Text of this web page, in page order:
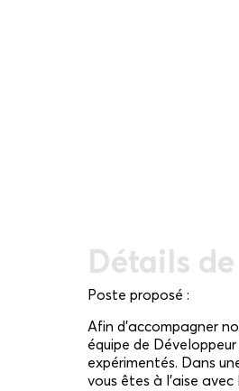
Détails
Poste proposé :
Afin d’accompagner
équipe de
expérimentés. Dans
vous êtes à l’aise